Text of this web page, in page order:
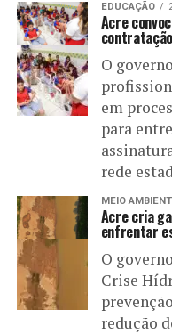
EDUCAÇÃO
Acre
O
em
para
rede
MEIO
Acre cria
enfrentar
O
Crise
redução